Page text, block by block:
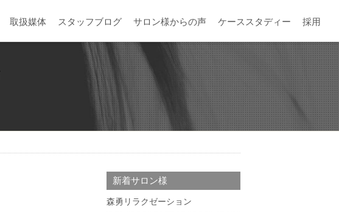
取扱媒体 スタッフブログ サロン様からの声 ケーススタディー 採用
新着サロン様
森勇リラクゼーション